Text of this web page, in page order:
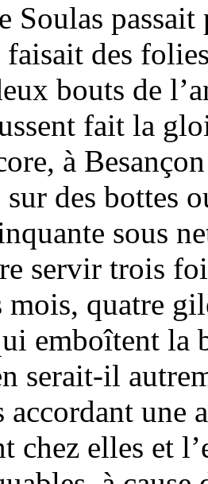
Soulas
des
bouts de
fait la
à
des bottes
sous
servir trois
quatre
emboîtent la
serait-il
accordant une
chez elles et